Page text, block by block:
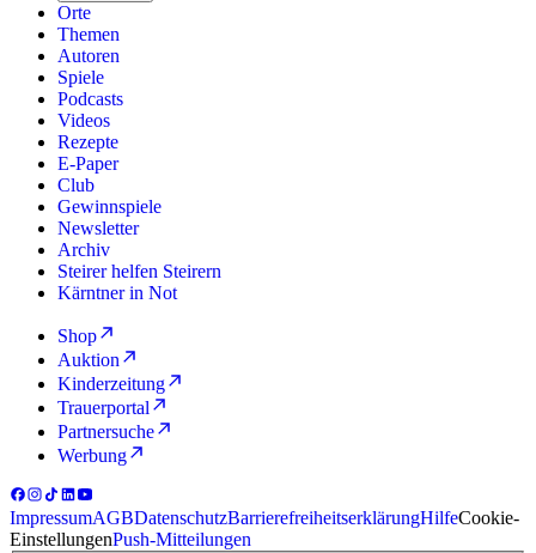
Orte
Themen
Autoren
Spiele
Podcasts
Videos
Rezepte
E-Paper
Club
Gewinnspiele
Newsletter
Archiv
Steirer helfen Steirern
Kärntner in Not
Shop
Auktion
Kinderzeitung
Trauerportal
Partnersuche
Werbung
ImpressumAGBDatenschutzBarrierefreiheitserklärungHilfeCookie-
EinstellungenPush-Mitteilungen